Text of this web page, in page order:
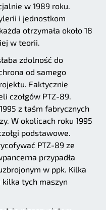
w 1989 roku.
i jednostkom
otrzymała około 18
w teorii.
zdolność do
od samego
Faktycznie
czołgów PTZ-89.
z taśm fabrycznych
W okolicach roku 1995
podstawowe.
PTZ-89 ze
przypadła
w ppk. Kilka
tych maszyn